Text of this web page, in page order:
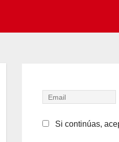
Si continúas,